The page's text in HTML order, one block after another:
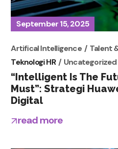
September 15, 2025
Artifical Intelligence
Talent
Teknologi HR
Uncategorized
“Intelligent Is The
Must”: Strategi
Digital
read more